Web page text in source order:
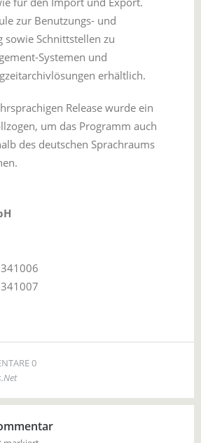
zur Benutzungs- und
sowie Schnittstellen zu
Systemen und
erhältlich.
Release wurde ein
um das Programm auch
des deutschen Sprachraums
0